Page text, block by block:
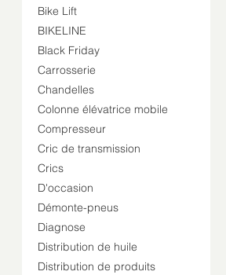
Bike Lift
BIKELINE
Black Friday
Carrosserie
Chandelles
Colonne élévatrice mobile
Compresseur
Cric de transmission
Crics
D'occasion
Démonte-pneus
Diagnose
Distribution de huile
Distribution de produits